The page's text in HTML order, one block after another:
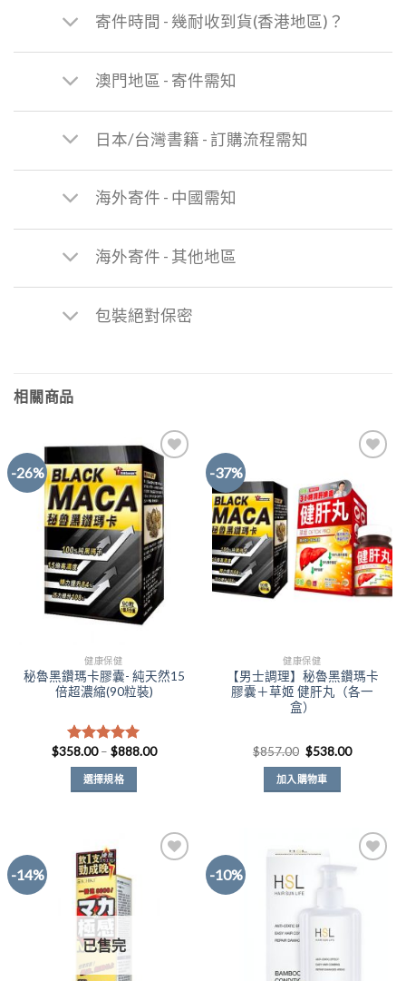
寄件時間 - 幾耐收到貨(香港地區)？
澳門地區 - 寄件需知
日本/台灣書籍 - 訂購流程需知
海外寄件 - 中國需知
海外寄件 - 其他地區
包裝絕對保密
相關商品
-26%
Add to
Wishlist
健康保健
秘魯黑鑽瑪卡膠囊- 純天然15
倍超濃縮(90粒裝)
評分5.00
滿分 5
$358.00 – $888.00價
選擇規格
有
多
種
款
式。
可
在
-37%
Add to
Wishlist
健康保健
【男士調理】秘魯黑鑽瑪卡
膠囊＋草姬 健肝丸（各一
盒）
$857.00 原
始
價
格：
$857.00。
$538.00目
加入購物車
-14%
已售完
-10%